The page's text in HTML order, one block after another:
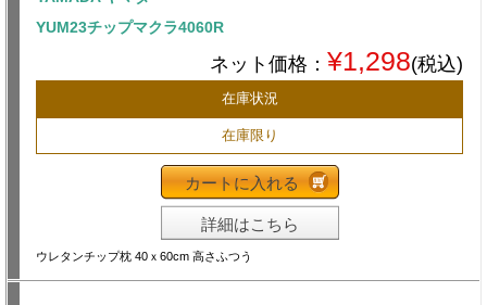
YUM23チップマクラ4060R
ネット価格： ¥1,298(税込)
在庫状況
在庫限り
カートに入れる
詳細はこちら
ウレタンチップ枕 40ｘ60cm 高さふつう